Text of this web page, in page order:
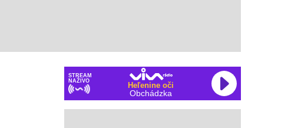
STREAM
NAŽIVO
Heľenine oči
Obchádzka